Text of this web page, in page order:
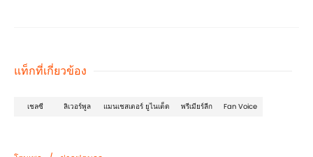
แท็กที่เกี่ยวข้อง
เชลซี ลิเวอร์พูล แมนเชสเตอร์ ยูไนเต็ด พรีเมียร์ลีก Fan Voice